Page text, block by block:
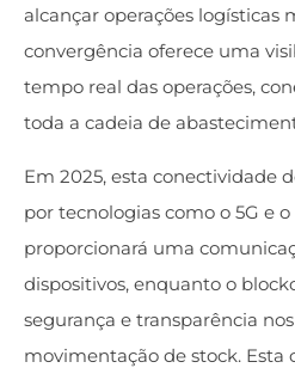
alcançar operações logísticas
convergência oferece uma
tempo real das operações,
toda a cadeia de
Em 2025, esta conectividade
por tecnologias como o 5G e
proporcionará uma
dispositivos, enquanto o
segurança e transparência
movimentação de stock.